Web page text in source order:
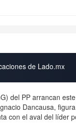
de Lado.mx
del PP arrancan
Dancausa,
con el aval del líder